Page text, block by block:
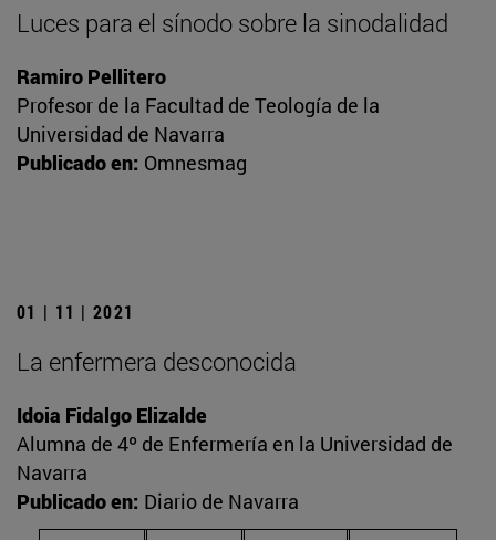
Luces para el sínodo sobre la sinodalidad
Ramiro Pellitero
Profesor de la Facultad de Teología de la
Universidad de Navarra
Publicado en: Omnesmag
01 | 11 | 2021
La enfermera desconocida
Idoia Fidalgo Elizalde
Alumna de 4º de Enfermería en la Universidad de
Navarra
Publicado en: Diario de Navarra